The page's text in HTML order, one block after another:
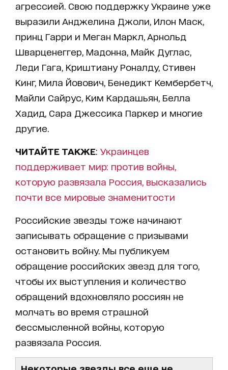
агрессией. Свою поддержку Украине уже
выразили Анджелина Джоли, Илон Маск,
принц Гарри и Меган Маркл, Арнольд
Шварценеггер, Мадонна, Майк Дуглас,
Леди Гага, Криштиану Роналду, Стивен
Кинг, Мила Йовович, Бенедикт Кембербетч,
Майли Сайрус, Ким Кардашьян, Белла
Хадид, Сара Джессика Паркер и многие
другие.
ЧИТАЙТЕ ТАКЖЕ: Украинцев
поддерживает мир: против войны,
которую развязала Россия, высказались
почти все мировые знаменитости
Российские звезды тоже начинают
записывать обращение с призывами
остановить войну. Мы публикуем
обращение российских звезд для того,
чтобы их выступления и количество
обращений вдохновляло россиян не
молчать во время страшной
бессмысленной войны, которую
развязала Россия.